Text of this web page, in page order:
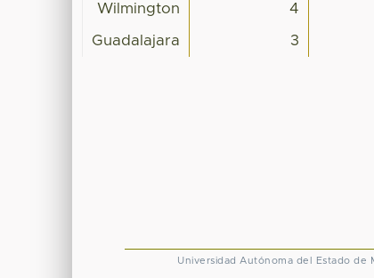
Wilmington 4
Guadalajara 3
Universidad Autónoma del Estado de